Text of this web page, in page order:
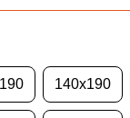
140x190